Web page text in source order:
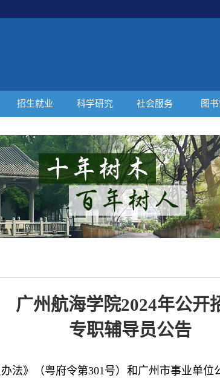
招生就业 科学研究 社会服务 图
广州航海学院2024年公开
专职辅导员公告
法》（粤府令第301号）和广州市事业单位